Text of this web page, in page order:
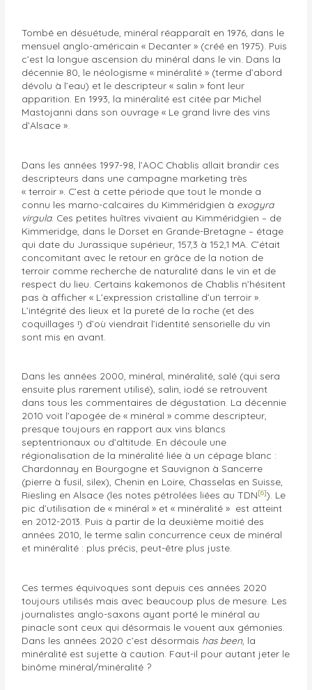
Tombé en désuétude, minéral réapparaît en 1976, dans le
mensuel anglo-américain « Decanter » (créé en 1975). Puis
c’est la longue ascension du minéral dans le vin. Dans la
décennie 80, le néologisme « minéralité » (terme d’abord
dévolu à l’eau) et le descripteur « salin » font leur
apparition. En 1993, la minéralité est citée par Michel
Mastojanni dans son ouvrage « Le grand livre des vins
d’Alsace ».
Dans les années 1997-98, l’AOC Chablis allait brandir ces
descripteurs dans une campagne marketing très
« terroir ». C’est à cette période que tout le monde a
connu les marno-calcaires du Kimméridgien à exogyra
virgula. Ces petites huîtres vivaient au Kimméridgien – de
Kimmeridge, dans le Dorset en Grande-Bretagne – étage
qui date du Jurassique supérieur, 157,3 à 152,1 MA. C’était
concomitant avec le retour en grâce de la notion de
terroir comme recherche de naturalité dans le vin et de
respect du lieu. Certains kakemonos de Chablis n’hésitent
pas à afficher « L’expression cristalline d’un terroir ».
L’intégrité des lieux et la pureté de la roche (et des
coquillages !) d’où viendrait l’identité sensorielle du vin
sont mis en avant.
Dans les années 2000, minéral, minéralité, salé (qui sera
ensuite plus rarement utilisé), salin, iodé se retrouvent
dans tous les commentaires de dégustation. La décennie
2010 voit l’apogée de « minéral » comme descripteur,
presque toujours en rapport aux vins blancs
septentrionaux ou d’altitude. En découle une
régionalisation de la minéralité liée à un cépage blanc :
Chardonnay en Bourgogne et Sauvignon à Sancerre
(pierre à fusil, silex), Chenin en Loire, Chasselas en Suisse,
Riesling en Alsace (les notes pétrolées liées au TDN[6]). Le
pic d’utilisation de « minéral » et « minéralité » est atteint
en 2012-2013. Puis à partir de la deuxième moitié des
années 2010, le terme salin concurrence ceux de minéral
et minéralité : plus précis, peut-être plus juste.
Ces termes équivoques sont depuis ces années 2020
toujours utilisés mais avec beaucoup plus de mesure. Les
journalistes anglo-saxons ayant porté le minéral au
pinacle sont ceux qui désormais le vouent aux gémonies.
Dans les années 2020 c’est désormais has been , la
minéralité est sujette à caution. Faut-il pour autant jeter le
binôme minéral/minéralité ?